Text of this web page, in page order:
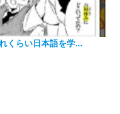
くらい日本語を学...